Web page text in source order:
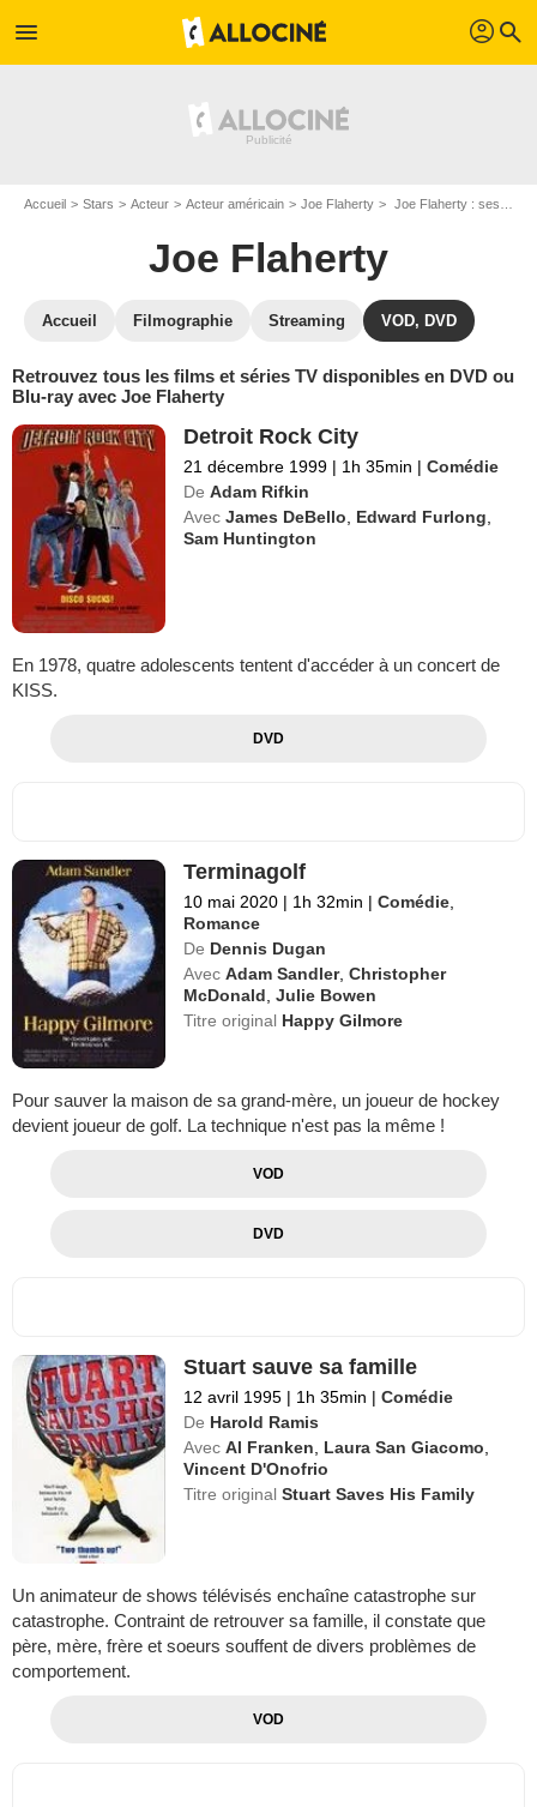
menu profil search
Accueil Stars Acteur Acteur américain Joe Flaherty Joe Flaherty : ses Blu-Ray, DVD, VOD, SVOD
Joe Flaherty
Accueil Filmographie Streaming VOD, DVD
Retrouvez tous les films et séries TV disponibles en DVD ou
Blu-ray avec Joe Flaherty
Detroit Rock City
21 décembre 1999 | 1h 35min | Comédie
De Adam Rifkin
Avec James DeBello Edward Furlong
Sam Huntington
En 1978, quatre adolescents tentent d'accéder à un concert de
KISS.
DVD
Terminagolf
10 mai 2020 | 1h 32min | Comédie
Romance
De Dennis Dugan
Avec Adam Sandler,Christopher
McDonald ,Julie Bowen
Titre original Happy Gilmore
Pour sauver la maison de sa grand-mère, un joueur de hockey
devient joueur de golf. La technique n'est pas la même !
VOD
DVD
Stuart sauve sa famille
12 avril 1995 | 1h 35min | Comédie
De Harold Ramis
Avec Al Franken Laura San Giacomo
Vincent D'Onofrio
Titre originalStuart Saves His Family
Un animateur de shows télévisés enchaîne catastrophe sur
catastrophe. Contraint de retrouver sa famille, il constate que
père, mère, frère et soeurs souffent de divers problèmes de
comportement.
VOD